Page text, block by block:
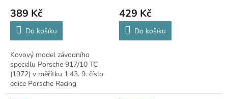
hodnocení
produktu
5,0
5
hvězdiček.
389 Kč
Do košíku
Kovový model závodního
speciálu Porsche 917/10 TC
(1972) v měřítku 1:43. 9. číslo
edice Porsche Racing
Collection včetně časopisu.
hodnocení
produktu
5,0
429 Kč
Do košíku